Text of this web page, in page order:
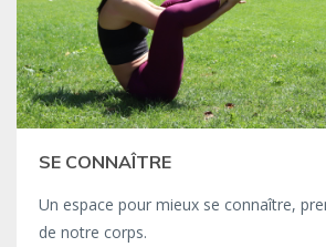
SE CONNAÎTRE
Un espace pour mieux se connaître,
de notre corps.